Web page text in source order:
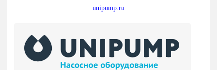
unipump.ru